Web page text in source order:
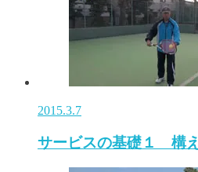
2015.3.7
サービスの基礎１ 構え